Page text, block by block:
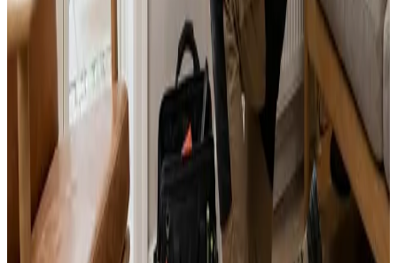
Alle mærker og systemer
Indhent tilbudRing 70 60 30 04